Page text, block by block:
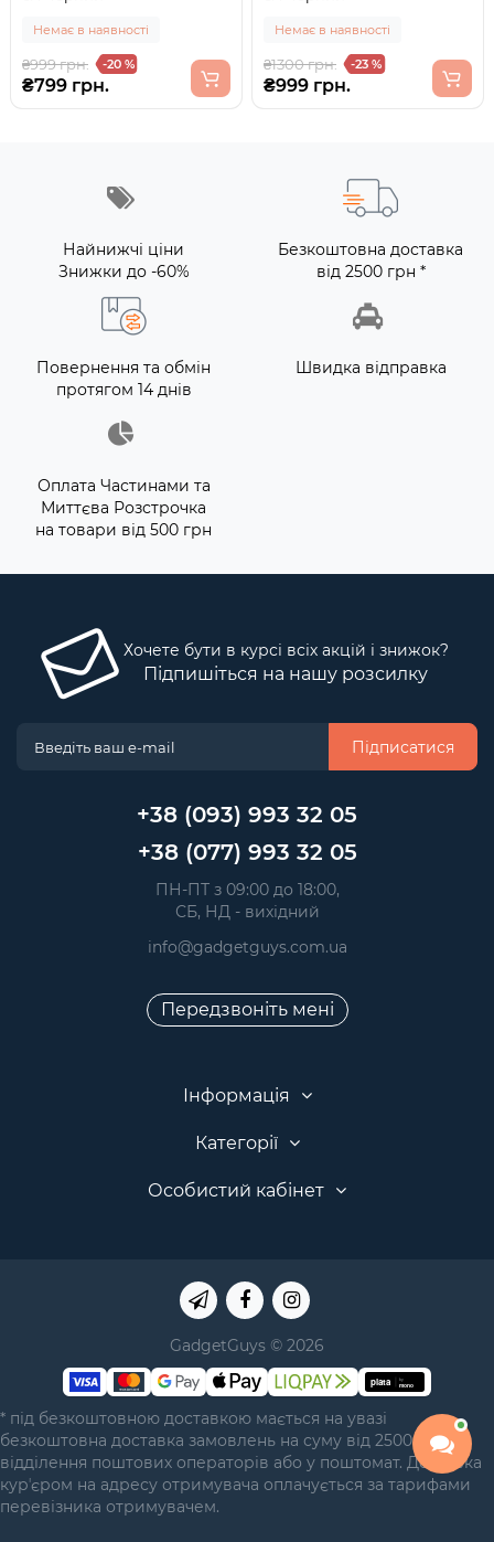
Немає в наявності
₴999 грн. -20 %
₴799 грн.
Немає в наявності
₴1300 грн. -23 %
₴999 грн.
Найнижчі ціни
Знижки до -60%
Безкоштовна доставка
від 2500 грн *
Повернення та обмін
протягом 14 днів
Швидка відправка
Оплата Частинами та
Миттєва Розстрочка
на товари від 500 грн
Хочете бути в курсі всіх акцій і знижок?
Підпишіться на нашу розсилку
Підписатися
+38 (093) 993 32 05
+38 (077) 993 32 05
ПН-ПТ з 09:00 до 18:00,
СБ, НД - вихідний
info@gadgetguys.com.ua
Передзвоніть мені
Інформація
Категорії
Особистий кабінет
GadgetGuys © 2026
* під безкоштовною доставкою мається на увазі
безкоштовна доставка замовлень на суму від 2500 грн у
відділення поштових операторів або у поштомат. Доставка
курʼєром на адресу отримувача оплачується за тарифами
перевізника отримувачем.